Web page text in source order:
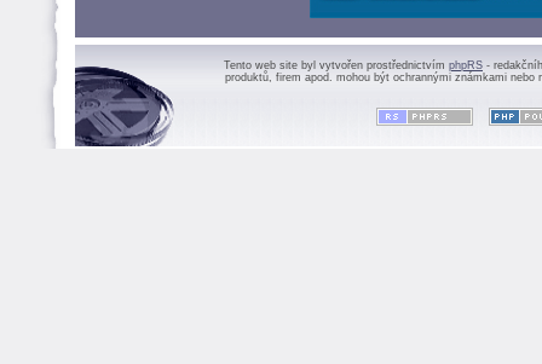
Tento web site byl vytvořen prostřednictvím phpRS -
produktů, firem apod. mohou být ochrannými známkami